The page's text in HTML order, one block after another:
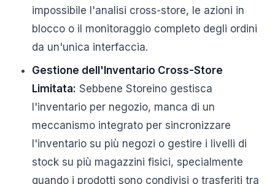
impossibile l'analisi cross-store, le azioni in
blocco o il monitoraggio completo degli ordini
da un'unica interfaccia.
Gestione dell'Inventario Cross-Store
Limitata: Sebbene Storeino gestisca
l'inventario per negozio, manca di un
meccanismo integrato per sincronizzare
l'inventario su più negozi o gestire i livelli di
stock su più magazzini fisici, specialmente
quando i prodotti sono condivisi o trasferiti tra